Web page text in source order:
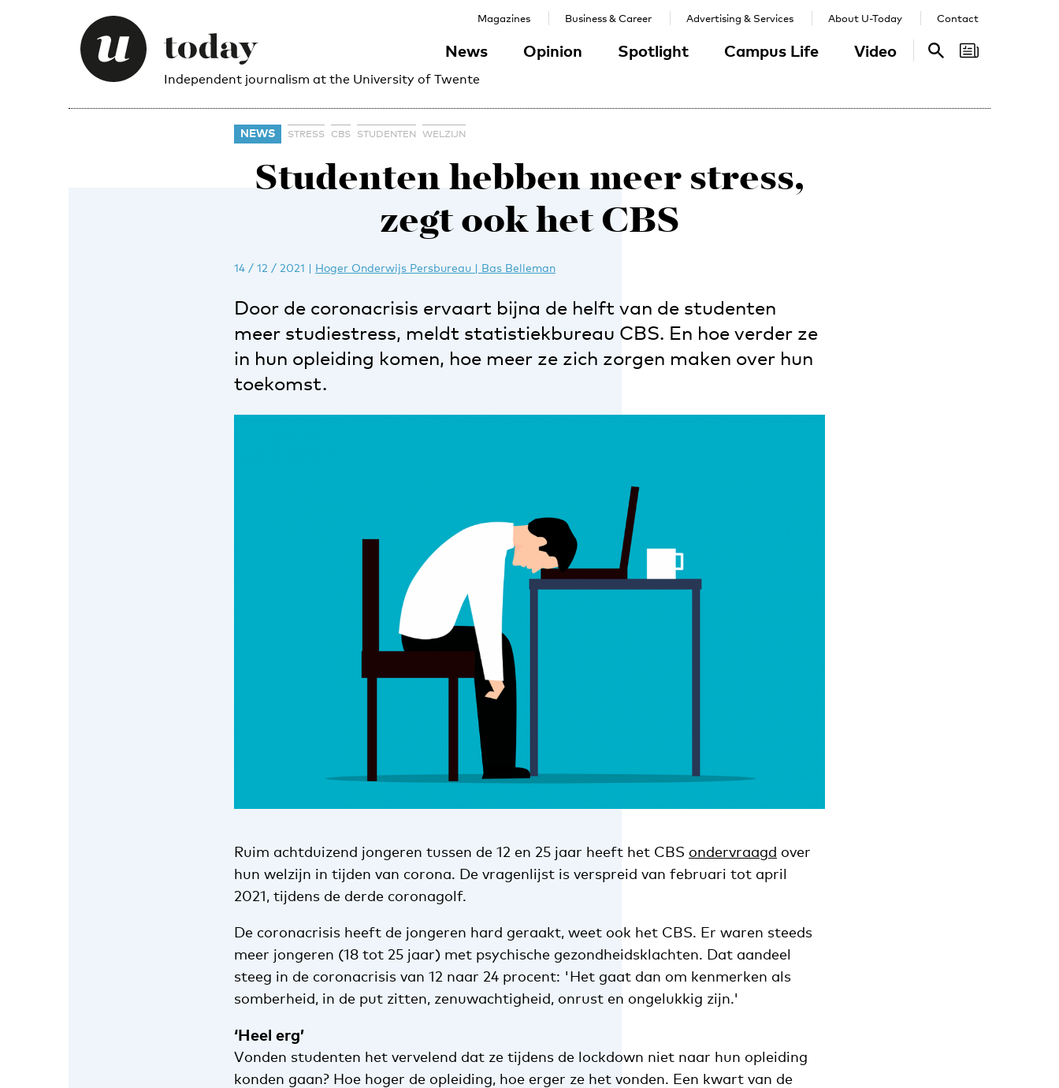
Independent journalism at the University of Twente
News Opinion Spotlight Campus Life Video
Magazines Business & Career Advertising & Services About U-Today Contact
Search
NEWS STRESS CBS STUDENTEN WELZIJN
Studenten hebben meer stress,
zegt ook het CBS
14 / 12 / 2021 | Hoger Onderwijs Persbureau | Bas Belleman
Door de coronacrisis ervaart bijna de helft van de studenten
meer studiestress, meldt statistiekbureau CBS. En hoe verder ze
in hun opleiding komen, hoe meer ze zich zorgen maken over hun
toekomst.
Ruim achtduizend jongeren tussen de 12 en 25 jaar heeft het CBS ondervraagd over
hun welzijn in tijden van corona. De vragenlijst is verspreid van februari tot april
2021, tijdens de derde coronagolf.
De coronacrisis heeft de jongeren hard geraakt, weet ook het CBS. Er waren steeds
meer jongeren (18 tot 25 jaar) met psychische gezondheidsklachten. Dat aandeel
steeg in de coronacrisis van 12 naar 24 procent: 'Het gaat dan om kenmerken als
somberheid, in de put zitten, zenuwachtigheid, onrust en ongelukkig zijn.'
‘Heel erg’
Vonden studenten het vervelend dat ze tijdens de lockdown niet naar hun opleiding
konden gaan? Hoe hoger de opleiding, hoe erger ze het vonden. Een kwart van de